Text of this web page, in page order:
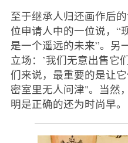
至于继承人归还画作后
位申请人中的一位说，“
是一个遥远的未来”。另
立场：’我们无意出售它
们来说，最重要的是让
密室里无人问津"。当然
明是正确的还为时尚早。